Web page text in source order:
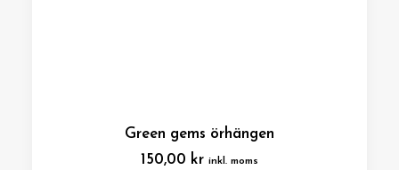
Green gems örhängen
150,00 kr inkl. moms